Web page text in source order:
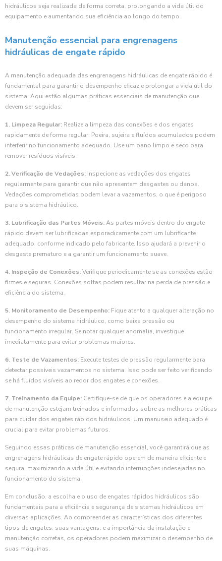
hidráulicos seja realizada de forma correta, prolongando a vida útil do
equipamento e aumentando sua eficiência ao longo do tempo.
Manutenção essencial para engrenagens
hidráulicas de engate rápido
A manutenção adequada das engrenagens hidráulicas de engate rápido é
fundamental para garantir o desempenho eficaz e prolongar a vida útil do
sistema. Aqui estão algumas práticas essenciais de manutenção que
devem ser seguidas:
1. Limpeza Regular: Realize a limpeza das conexões e dos engates
rapidamente de forma regular. Poeira, sujeira e fluídos acumulados podem
interferir no funcionamento adequado. Use um pano limpo e seco para
remover resíduos visíveis.
2. Verificação de Vedações: Inspecione as vedações dos engates
regularmente para garantir que não apresentem desgastes ou danos.
Vedações comprometidas podem levar a vazamentos, o que é perigoso
para o sistema hidráulico.
3. Lubrificação das Partes Móveis:As partes móveis dentro do engate
rápido devem ser lubrificadas esporadicamente com um lubrificante
adequado, conforme indicado pelo fabricante. Isso ajudará a prevenir o
desgaste prematuro e a garantir um funcionamento suave.
4. Inspeção de Conexões:Verifique periodicamente se as conexões estão
firmes e seguras. Conexões soltas podem resultar na perda de pressão e
eficiência do sistema.
5. Monitoramento de Desempenho: Fique atento a qualquer alteração no
desempenho do sistema hidráulico, como baixa pressão ou
funcionamento irregular. Se notar qualquer anomalia, investigue
imediatamente para evitar problemas maiores.
6. Teste de Vazamentos: Execute testes de pressão regularmente para
detectar possíveis vazamentos no sistema. Isso pode ser feito verificando
se há fluídos visíveis ao redor dos engates e conexões.
7. Treinamento da Equipe: Certifique-se de que os operadores e a equipe
de manutenção estejam treinados e informados sobre as melhores práticas
para cuidar dos engates rápidos hidráulicos. Um manuseio adequado é
crucial para evitar problemas futuros.
Seguindo essas práticas de manutenção essencial, você garantirá que as
engrenagens hidráulicas de engate rápido operem de maneira eficiente e
segura, maximizando a vida útil e evitando interrupções indesejadas no
funcionamento do sistema.
Em conclusão, a escolha e o uso de engates rápidos hidráulicos são
fundamentais para a eficiência e segurança de sistemas hidráulicos em
diversas aplicações. Ao compreender as características dos diferentes
tipos de engates, suas vantagens, e a importância da instalação e
manutenção corretas, os operadores podem maximizar o desempenho de
suas máquinas.